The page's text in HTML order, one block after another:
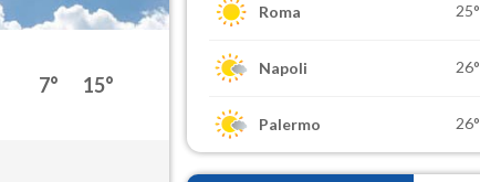
7° 15°
Roma 25°
Napoli 26°
Palermo 26°